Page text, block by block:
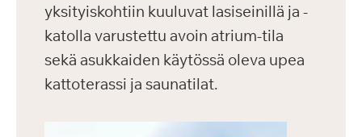
yksityiskohtiin kuuluvat lasiseinillä ja -
katolla varustettu avoin atrium-tila
sekä asukkaiden käytössä oleva upea
kattoterassi ja saunatilat.